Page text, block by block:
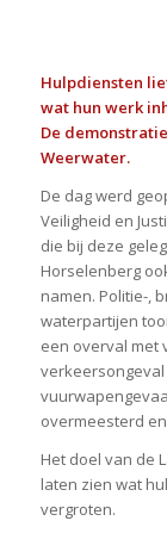
Hulpdiensten
wat hun werk
De
Weerwater.
De dag werd
Veiligheid en
die bij deze
Horselenberg
namen. Politie-,
waterpartijen
een overval met
overmeesterd
Het doel van de
laten zien wat
vergroten.